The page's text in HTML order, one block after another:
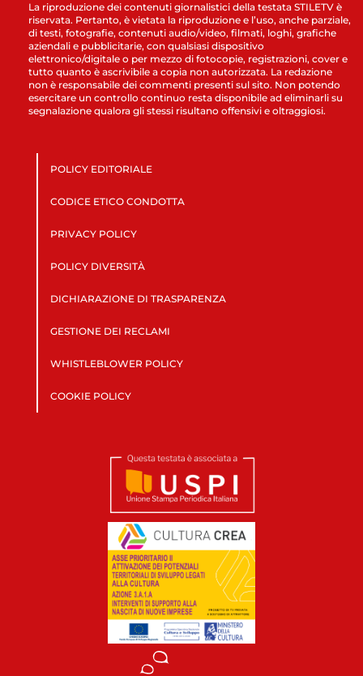
La riproduzione dei contenuti giornalistici della testata STILETV è
riservata. Pertanto, è vietata la riproduzione e l’uso, anche parziale,
di testi, fotografie, contenuti audio/video, filmati, loghi, grafiche
aziendali e pubblicitarie, con qualsiasi dispositivo
elettronico/digitale o per mezzo di fotocopie, registrazioni, cover e
tutto quanto è ascrivibile a copia non autorizzata. La redazione
non è responsabile dei commenti presenti sul sito. Non potendo
esercitare un controllo continuo resta disponibile ad eliminarli su
segnalazione qualora gli stessi risultano offensivi e oltraggiosi.
POLICY EDITORIALE
CODICE ETICO CONDOTTA
PRIVACY POLICY
POLICY DIVERSITÀ
DICHIARAZIONE DI TRASPARENZA
GESTIONE DEI RECLAMI
WHISTLEBLOWER POLICY
COOKIE POLICY